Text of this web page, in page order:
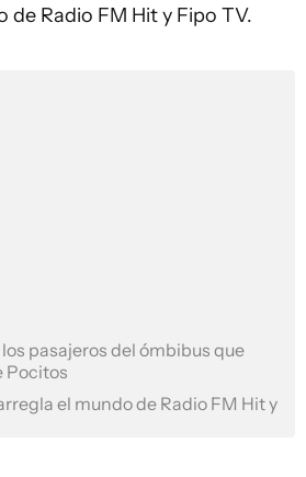
de Radio FM Hit y Fipo TV.
pasajeros del ómbibus que
Pocitos
el mundo de Radio FM Hit y